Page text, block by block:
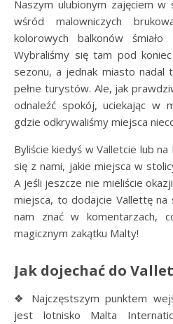
Naszym ulubionym zajęciem w
wśród malowniczych
kolorowych balkonów
Wybraliśmy się tam pod
sezonu, a jednak miasto nadal
pełne turystów. Ale, jak
odnaleźć spokój, uciekając w
gdzie odkrywaliśmy miejsca
Byliście kiedyś w Valletcie lub na
się z nami, jakie miejsca w
A jeśli jeszcze nie mieliście
miejsca, to dodajcie Vallettę na
nam znać w komentarzach,
magicznym zakątku Malty!
Jak dojechać do
❖ Najczęstszym punktem
jest lotnisko Malta